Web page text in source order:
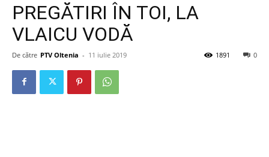
PREGĂTIRI ÎN TOI, LA
VLAICU VODĂ
De către PTV Oltenia - 11 iulie 2019 0
1891